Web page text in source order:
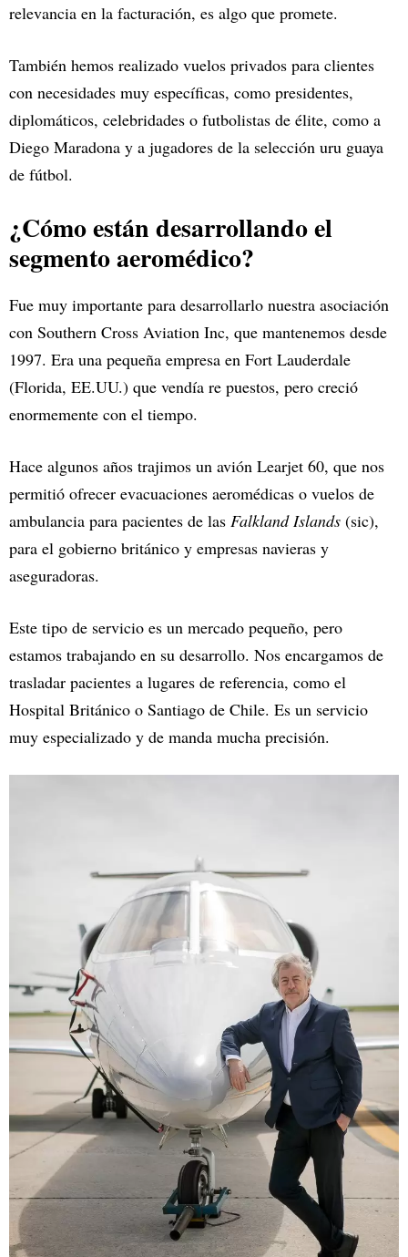
relevancia en la facturación, es algo que promete.
También hemos realizado vuelos privados para clientes
con necesidades muy específicas, como presidentes,
diplomáticos, celebridades o futbolistas de élite, como a
Diego Maradona y a jugadores de la selección uru guaya
de fútbol.
¿Cómo están desarrollando el
segmento aeromédico?
Fue muy importante para desarrollarlo nuestra asociación
con Southern Cross Aviation Inc, que mantenemos desde
1997. Era una pequeña empresa en Fort Lauderdale
(Florida, EE.UU.) que vendía re puestos, pero creció
enormemente con el tiempo.
Hace algunos años trajimos un avión Learjet 60, que nos
permitió ofrecer evacuaciones aeromédicas o vuelos de
ambulancia para pacientes de las Falkland Islands (sic),
para el gobierno británico y empresas navieras y
aseguradoras.
Este tipo de servicio es un mercado pequeño, pero
estamos trabajando en su desarrollo. Nos encargamos de
trasladar pacientes a lugares de referencia, como el
Hospital Británico o Santiago de Chile. Es un servicio
muy especializado y de manda mucha precisión.